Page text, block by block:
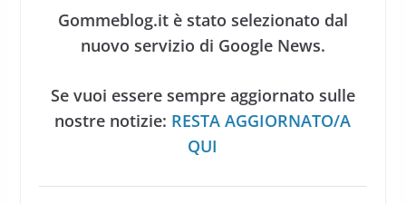
Gommeblog.it è stato selezionato dal
nuovo servizio di Google News.
Se vuoi essere sempre aggiornato sulle
nostre notizie: RESTA AGGIORNATO/A
QUI